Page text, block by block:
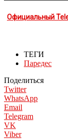
Официальный
ТЕГИ
Паредес
Поделиться
Twitter
WhatsApp
Email
Telegram
VK
Viber